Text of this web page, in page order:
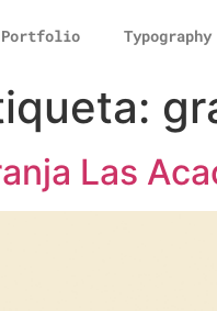
Portfolio
Las